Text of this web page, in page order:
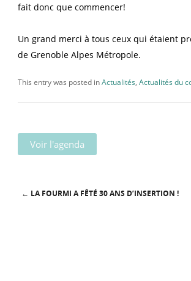
fait donc que commencer!
Un grand merci à tous ceux qui étaient
de Grenoble Alpes Métropole.
This entry was posted inActualités, Actualités du
Voir l'agenda
← LA FOURMI A FÊTÉ 30 ANS D’INSERTION !